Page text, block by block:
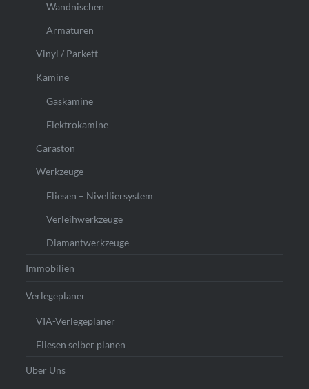
Wandnischen
Armaturen
Vinyl / Parkett
Kamine
Gaskamine
Elektrokamine
Caraston
Werkzeuge
Fliesen – Nivelliersystem
Verleihwerkzeuge
Diamantwerkzeuge
Immobilien
Verlegeplaner
VIA-Verlegeplaner
Fliesen selber planen
Über Uns